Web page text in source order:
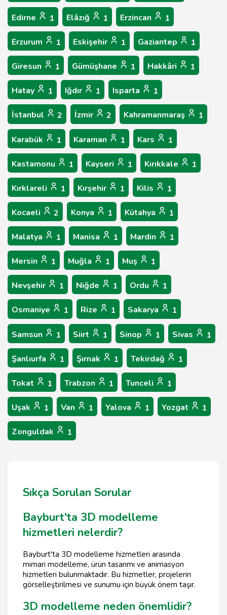
Edirne 1 Elâzığ 1 Erzincan 1
Erzurum 1 Eskişehir 1 Gaziantep 1
Giresun 1 Gümüşhane 1 Hakkâri 1
Hatay 1 Iğdır 1 Isparta 1
İstanbul 2 İzmir 2 Kahramanmaraş 1
Karabük 1 Karaman 1 Kars 1
Kastamonu 1 Kayseri 1 Kırıkkale 1
Kırklareli 1 Kırşehir 1 Kilis 1
Kocaeli 2 Konya 1 Kütahya 1
Malatya 1 Manisa 1 Mardin 1
Mersin 1 Muğla 1 Muş 1
Nevşehir 1 Niğde 1 Ordu 1
Osmaniye 1 Rize 1 Sakarya 1
Samsun 1 Siirt 1 Sinop 1 Sivas 1
Şanlıurfa 1 Şırnak 1 Tekirdağ 1
Tokat 1 Trabzon 1 Tunceli 1
Uşak 1 Van 1 Yalova 1 Yozgat 1
Zonguldak 1
Sıkça Sorulan Sorular
Bayburt'ta 3D modelleme
hizmetleri nelerdir?
Bayburt'ta 3D modelleme hizmetleri arasında
mimari modelleme, ürün tasarımı ve animasyon
hizmetleri bulunmaktadır. Bu hizmetler, projelerin
görselleştirilmesi ve sunumu için büyük önem taşır.
3D modelleme neden önemlidir?